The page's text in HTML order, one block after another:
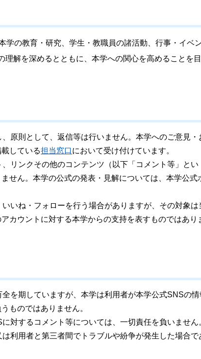
学の教育・研究、学生・教職員の諸活動、行事・イベ
理解を深めるとともに、本学への関心を高めることを
原則として、返信等は行いません。本学へのご意見・
している担当窓口において受け付けています。
リンクその他のコンテンツ（以下「コメント等」とい
せん。本学の公式の発表・見解については、本学公式
いね・フォローを行う場合がありますが、その対象は
カウントに対する本学からの支持を表すものではあり
を期していますが、本学は利用者が本学公式SNSの情
ものではありません。
対するコメント等については、一切責任を負いません
利用者と第三者間でトラブルや紛争が発生した場合で